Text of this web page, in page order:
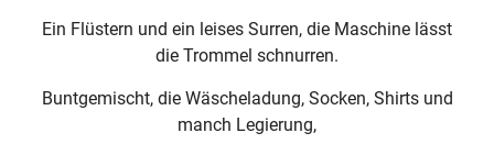
Ein Flüstern und ein leises Surren, die Maschine lässt
die Trommel schnurren.
Buntgemischt, die Wäscheladung, Socken, Shirts und
manch Legierung,